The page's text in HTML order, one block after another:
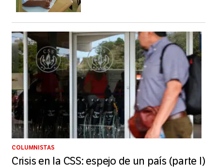
COLUMNISTAS
Crisis en la CSS: espejo de un país (parte I)